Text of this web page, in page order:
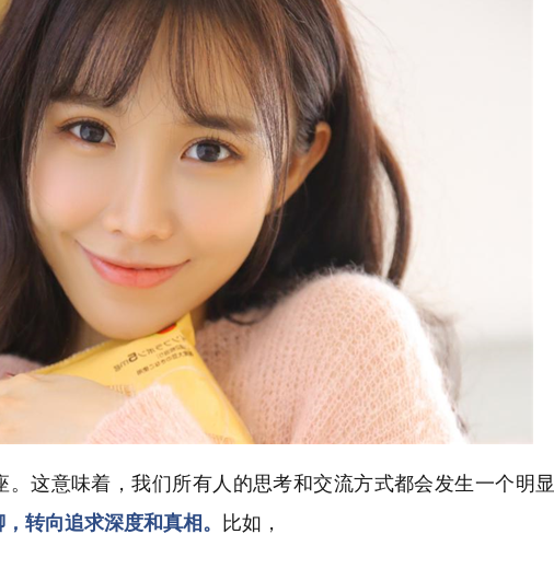
。这意味着，我们所有人的思考和交流方式都会发生一个明显
转向追求深度和真相。 比如，